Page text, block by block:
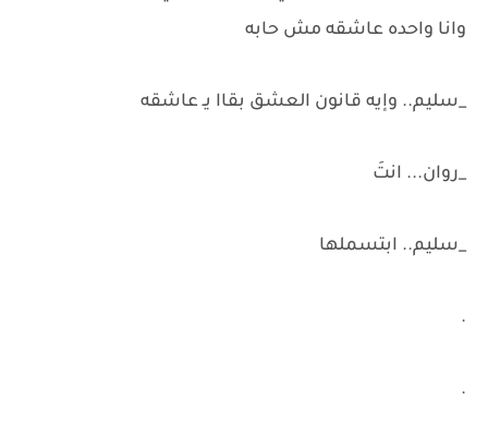
وانا واحده عاشقه مش حابه
_سليم.. وإيه قانون العشق بقاا يـ عاشقه
_روان... انتَ
_سليم.. ابتسملها
.
.